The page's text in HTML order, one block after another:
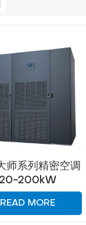
师系列精密空调
20-200kW
READ MORE